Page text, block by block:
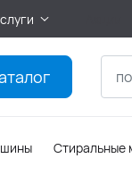
Стиральные